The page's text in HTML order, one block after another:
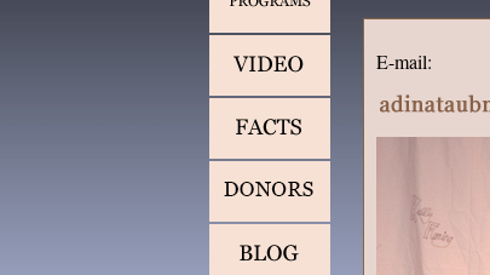
E-mail: